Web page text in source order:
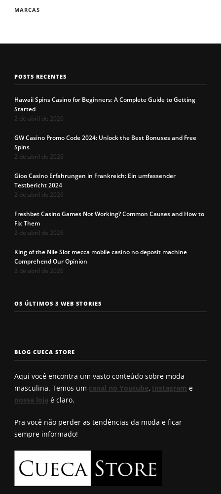
MARCAS
POSTS RECENTES
Hawaii Spins Casino for Beginners: A Complete Guide to Getting
Started
2 de abril de 2026
GW Casino Promo Code 2024: Unlock the Best Bonuses and Free
Spins
2 de abril de 2026
Gioo Casino Erfahrungen in Frankreich: Ein umfassender
Testbericht 2024
2 de abril de 2026
Freshbet Casino Games Not Working? Common Causes and How to
Fix Them
2 de abril de 2026
King of the Nile Slot mecca mobile casino no deposit machine
Comprehend Our Opinion
2 de abril de 2026
OS ÚLTIMOS 3 WEB STORIES
Os 7 tipos de
rosto
Cueca com
enchimento
a cueca
Roberto
BLOG CUECA STORE
Aqui você encontra um vasto conteúdo sobre moda
masculina. Temos um canal no Youtube, Instagram e
nossa loja é claro.
Pra você não perder as tendências da moda e ficar
sempre informado!